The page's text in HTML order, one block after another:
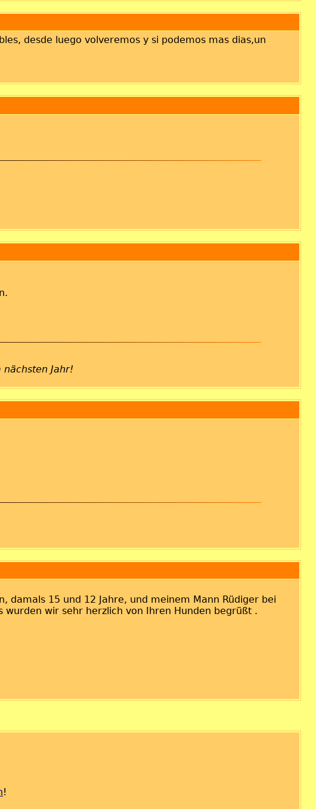
desde luego volveremos y si podemos mas dias,un
Jahr!
15 und 12 Jahre, und meinem Mann Rüdiger bei
wurden wir sehr herzlich von Ihren Hunden begrüßt .
!